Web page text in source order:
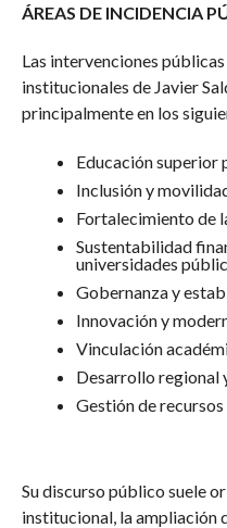
ÁREAS DE INCIDENCIA
Las intervenciones
institucionales de Javier
principalmente en los
Educación superior
Inclusión y
Fortalecimiento de
Sustentabilidad
universidades
Gobernanza y
Innovación y
Vinculación
Desarrollo regional
Gestión de
Su discurso público suele
institucional, la ampliación